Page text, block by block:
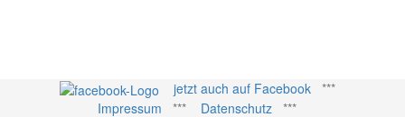
jetzt auch auf Facebook***
Impressum *** Datenschutz ***